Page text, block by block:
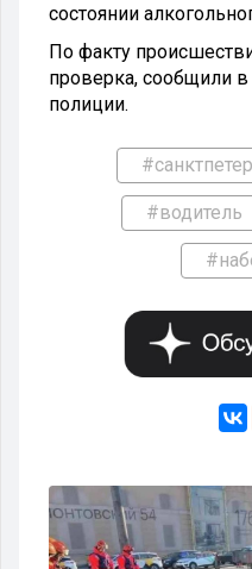
состоянии
По факту
проверка, сообщили
полиции.
#водитель